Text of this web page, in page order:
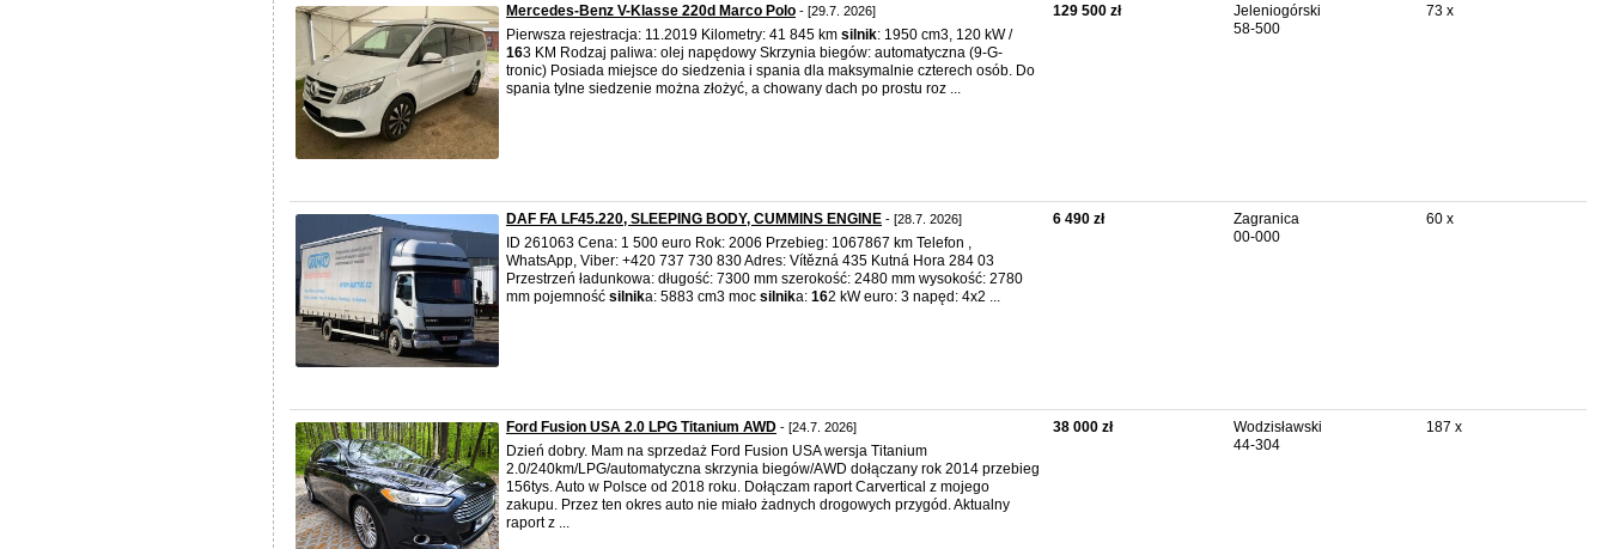
Mercedes-Benz V-Klasse 220d Marco Polo - [29.7. 2026]
Pierwsza rejestracja: 11.2019 Kilometry: 41 845 km silnik: 1950 cm3, 120 kW /
163 KM Rodzaj paliwa: olej napędowy Skrzynia biegów: automatyczna (9-G-
tronic) Posiada miejsce do siedzenia i spania dla maksymalnie czterech osób. Do
spania tylne siedzenie można złożyć, a chowany dach po prostu roz ...
129 500 zł
Jeleniogórski
58-500
73 x
DAF FA LF45.220, SLEEPING BODY, CUMMINS ENGINE - [28.7. 2026]
ID 261063 Cena: 1 500 euro Rok: 2006 Przebieg: 1067867 km Telefon ,
WhatsApp, Viber: +420 737 730 830 Adres: Vítězná 435 Kutná Hora 284 03
Przestrzeń ładunkowa: długość: 7300 mm szerokość: 2480 mm wysokość: 2780
mm pojemność silnika: 5883 cm3 moc silnika: 162 kW euro: 3 napęd: 4x2 ...
6 490 zł
Zagranica
00-000
60 x
Ford Fusion USA 2.0 LPG Titanium AWD - [24.7. 2026]
Dzień dobry. Mam na sprzedaż Ford Fusion USA wersja Titanium
2.0/240km/LPG/automatyczna skrzynia biegów/AWD dołączany rok 2014 przebieg
156tys. Auto w Polsce od 2018 roku. Dołączam raport Carvertical z mojego
zakupu. Przez ten okres auto nie miało żadnych drogowych przygód. Aktualny
raport z ...
38 000 zł
Wodzisławski
44-304
187 x